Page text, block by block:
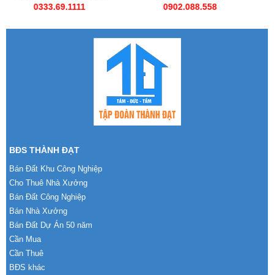
0902.088.558
0985 269 685
BĐS THÀNH ĐẠT
Bán Đất Khu Công Nghiệp
Cho Thuê Nhà Xưởng
Bán Đất Công Nghiệp
Bán Nhà Xưởng
Bán Đất Dự Án 50 năm
Cần Mua
Cần Thuê
BĐS khác